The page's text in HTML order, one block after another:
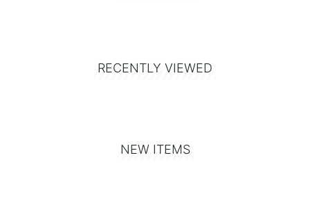
RECENTLY VIEWED
NEW ITEMS